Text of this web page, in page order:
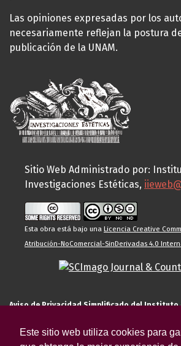
Este sitio web utiliza cookies para
Las opiniones expresadas por los
necesariamente reflejan la postura
publicación de la UNAM.
Sitio Web Administrado por:
Investigaciones Estéticas,
Esta obra está bajo una Licencia Creative
Atribución-NoComercial-SinDerivadas 4.0
Aviso de Privacidad Simplificado del
El Instituto de Investigaciones Estéticas de la
tratamiento de sus datos personales para el